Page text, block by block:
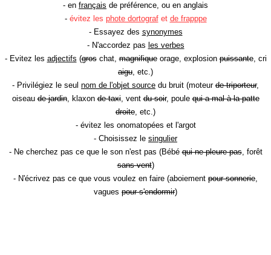
- en français de préférence, ou en anglais
- évitez les phote dortografet de frapppe
- Essayez des synonymes
- N'accordez pas les verbes
- Evitez les adjectifs (groschat,magnifiqueorage, explosionpuissante, cri
aigu , etc.)
- Privilégiez le seul nom de l'objet source du bruit (moteur de triporteur,
oiseaude jardin, klaxonde taxi, ventdu soir, poulequi a mal à la patte
droite , etc.)
- évitez les onomatopées et l'argot
- Choisissez le singulier
- Ne cherchez pas ce que le son n'est pas (Bébéqui ne pleure pas, forêt
sans vent)
- N'écrivez pas ce que vous voulez en faire (aboiement pour sonnerie
vagues pour s'endormir)